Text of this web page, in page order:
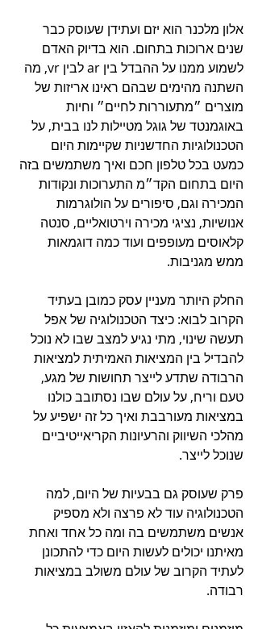
אלון מלכנר הוא יזם ועתידן שעוסק כבר
שנים ארוכות בתחום. הוא בדיוק האדם
לשמוע ממנו על ההבדל בין ar לבין vr, מה
השתנה מהימים שבהם ראינו אריזות של
מוצרים ״מתעוררות לחיים״ וחיות
באוגמנטד של גוגל מטיילות לנו בבית, על
הטכנולוגיות החדשניות שקיימות היום
כמעט בכל טלפון חכם ואיך משתמשים בזה
היום בתחום הקד״מ התערוכות ונקודות
המכירה וגם, סיפורים על הולוגרמות
אנושיות, נציגי מכירה וירטואליים, סנטה
קלאוסים מעופפים ועוד כמה דוגמאות
ממש מגניבות.
החלק היותר מעניין עסק כמובן בעתיד
הקרוב לבוא: כיצד הטכנולוגיה של אפל
תעשה שינוי, מתי נגיע למצב שבו לא נוכל
להבדיל בין המציאות האמיתית למציאות
הרבודה שתדע לייצר תחושות של מגע,
טעם וריח, על עולם שבו נסתובב כולנו
במציאות מעורבבת ואיך כל זה ישפיע על
מהלכי השיווק והרעיונות הקריאייטיביים
שנוכל לייצר.
פרק שעוסק גם בבעיות של היום, למה
הטכנולוגיה עוד לא פרצה ולא מספיק
אנשים משתמשים בה ומה כל אחד ואחת
מאיתנו יכולים לעשות היום כדי להתכונן
לעתיד הקרוב של עולם משולב במציאות
רבודה.